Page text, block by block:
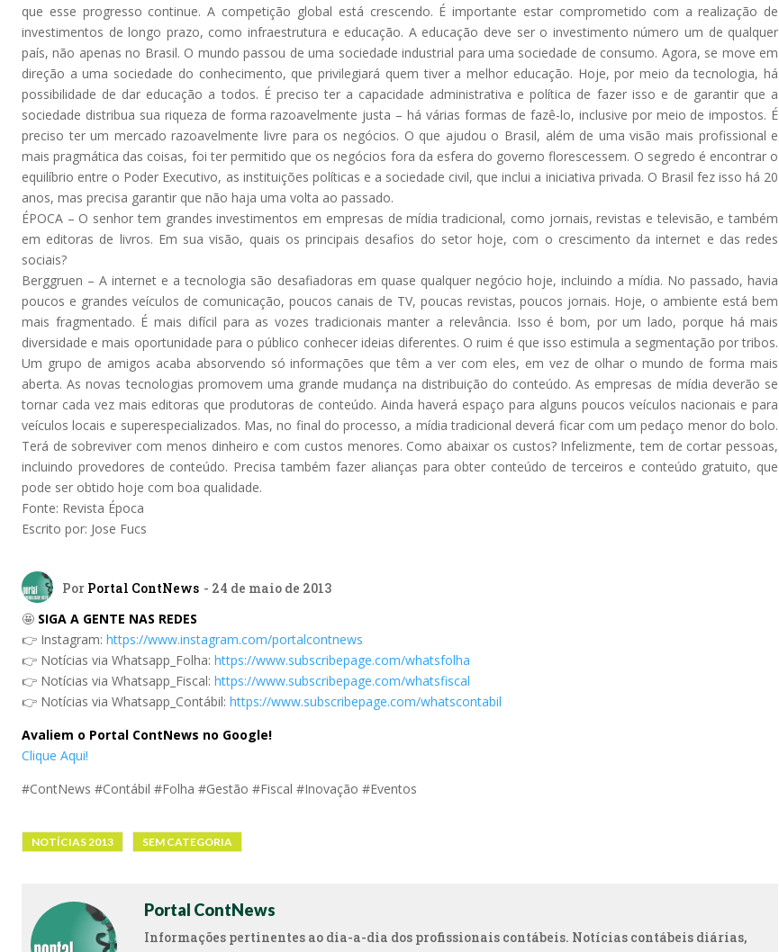
que esse progresso continue. A competição global está crescendo. É importante estar comprometido com a realização de
investimentos de longo prazo, como infraestrutura e educação. A educação deve ser o investimento número um de qualquer
país, não apenas no Brasil. O mundo passou de uma sociedade industrial para uma sociedade de consumo. Agora, se move em
direção a uma sociedade do conhecimento, que privilegiará quem tiver a melhor educação. Hoje, por meio da tecnologia, há
possibilidade de dar educação a todos. É preciso ter a capacidade administrativa e política de fazer isso e de garantir que a
sociedade distribua sua riqueza de forma razoavelmente justa – há várias formas de fazê-lo, inclusive por meio de impostos. É
preciso ter um mercado razoavelmente livre para os negócios. O que ajudou o Brasil, além de uma visão mais profissional e
mais pragmática das coisas, foi ter permitido que os negócios fora da esfera do governo florescessem. O segredo é encontrar o
equilíbrio entre o Poder Executivo, as instituições políticas e a sociedade civil, que inclui a iniciativa privada. O Brasil fez isso há 20
anos, mas precisa garantir que não haja uma volta ao passado.
ÉPOCA – O senhor tem grandes investimentos em empresas de mídia tradicional, como jornais, revistas e televisão, e também
em editoras de livros. Em sua visão, quais os principais desafios do setor hoje, com o crescimento da internet e das redes
sociais?
Berggruen – A internet e a tecnologia são desafiadoras em quase qualquer negócio hoje, incluindo a mídia. No passado, havia
poucos e grandes veículos de comunicação, poucos canais de TV, poucas revistas, poucos jornais. Hoje, o ambiente está bem
mais fragmentado. É mais difícil para as vozes tradicionais manter a relevância. Isso é bom, por um lado, porque há mais
diversidade e mais oportunidade para o público conhecer ideias diferentes. O ruim é que isso estimula a segmentação por tribos.
Um grupo de amigos acaba absorvendo só informações que têm a ver com eles, em vez de olhar o mundo de forma mais
aberta. As novas tecnologias promovem uma grande mudança na distribuição do conteúdo. As empresas de mídia deverão se
tornar cada vez mais editoras que produtoras de conteúdo. Ainda haverá espaço para alguns poucos veículos nacionais e para
veículos locais e superespecializados. Mas, no final do processo, a mídia tradicional deverá ficar com um pedaço menor do bolo.
Terá de sobreviver com menos dinheiro e com custos menores. Como abaixar os custos? Infelizmente, tem de cortar pessoas,
incluindo provedores de conteúdo. Precisa também fazer alianças para obter conteúdo de terceiros e conteúdo gratuito, que
pode ser obtido hoje com boa qualidade.
Fonte: Revista Época
Escrito por: Jose Fucs
Por Portal ContNews - 24 de maio de 2013
🤩 SIGA A GENTE NAS REDES
👉 Instagram: https://www.instagram.com/portalcontnews
👉 Notícias via Whatsapp_Folha: https://www.subscribepage.com/whatsfolha
👉 Notícias via Whatsapp_Fiscal: https://www.subscribepage.com/whatsfiscal
👉 Notícias via Whatsapp_Contábil: https://www.subscribepage.com/whatscontabil
Avaliem o Portal ContNews no Google!
Clique Aqui!
#ContNews #Contábil #Folha #Gestão #Fiscal #Inovação #Eventos
NOTÍCIAS 2013 SEM CATEGORIA
Portal ContNews
Informações pertinentes ao dia-a-dia dos profissionais contábeis. Notícias contábeis diárias,